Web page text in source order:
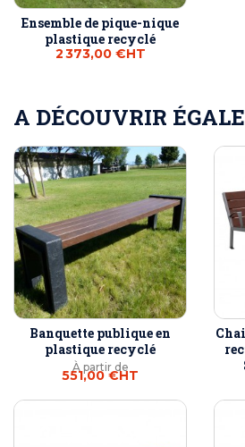
Ensemble de pique-nique
plastique recyclé
2 373,00 €HT
A DÉCOUVRIR
Banquette publique en
plastique recyclé
À partir de
551,00 €HT